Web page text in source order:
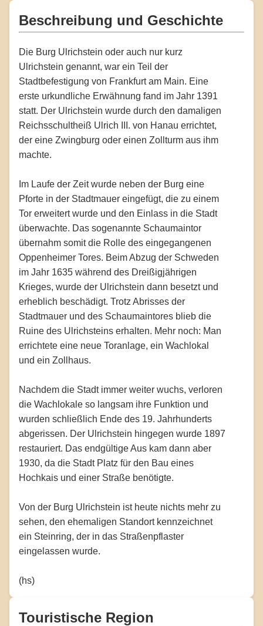
Beschreibung und Geschichte
Die Burg Ulrichstein oder auch nur kurz
Ulrichstein genannt, war ein Teil der
Stadtbefestigung von Frankfurt am Main. Eine
erste urkundliche Erwähnung fand im Jahr 1391
statt. Der Ulrichstein wurde durch den damaligen
Reichsschultheiß Ulrich III. von Hanau errichtet,
der eine Zwingburg oder einen Zollturm aus ihm
machte.
Im Laufe der Zeit wurde neben der Burg eine
Pforte in der Stadtmauer eingefügt, die zu einem
Tor erweitert wurde und den Einlass in die Stadt
überwachte. Das sogenannte Schaumaintor
übernahm somit die Rolle des eingegangenen
Oppenheimer Tores. Beim Abzug der Schweden
im Jahr 1635 während des Dreißigjährigen
Krieges, wurde der Ulrichstein dann besetzt und
erheblich beschädigt. Trotz Abrisses der
Stadtmauer und des Schaumaintores blieb die
Ruine des Ulrichsteins erhalten. Mehr noch: Man
errichtete eine neue Toranlage, ein Wachlokal
und ein Zollhaus.
Nachdem die Stadt immer weiter wuchs, verloren
die Wachlokale so langsam ihre Funktion und
wurden schließlich Ende des 19. Jahrhunderts
abgerissen. Der Ulrichstein hingegen wurde 1897
restauriert. Das endgültige Aus kam dann aber
1930, da die Stadt Platz für den Bau eines
Hochkais und einer Straße benötigte.
Von der Burg Ulrichstein ist heute nichts mehr zu
sehen, den ehemaligen Standort kennzeichnet
ein Steinring, der in das Straßenpflaster
eingelassen wurde.
(hs)
Touristische Region